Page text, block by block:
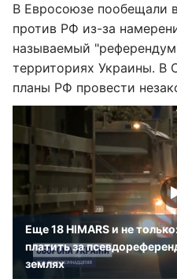
В Евросоюзе пообещали
против РФ из-за
называемый
территориях Украины.
планы РФ провести
Еще 18 HIMARS и не
платить за
землях